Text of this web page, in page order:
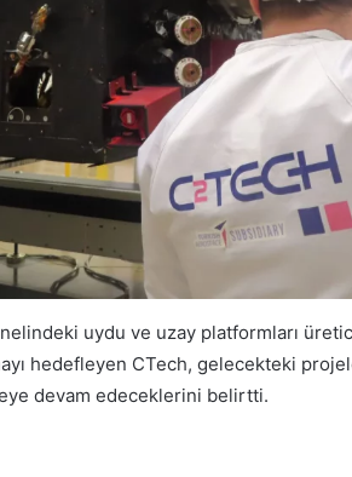
uydu ve uzay platformları
hedefleyen CTech, gelecekteki
devam edeceklerini belirtti.